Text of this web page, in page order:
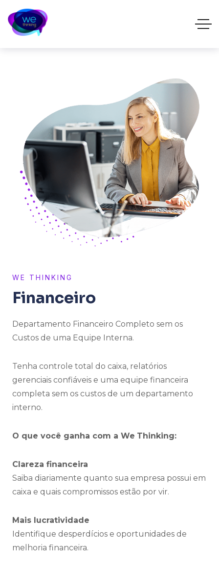
WE THINKING
Financeiro
Departamento Financeiro Completo sem os
Custos de uma Equipe Interna.
Tenha controle total do caixa, relatórios
gerenciais confiáveis e uma equipe financeira
completa sem os custos de um departamento
interno.
O que você ganha com a We Thinking:
Clareza financeira
Saiba diariamente quanto sua empresa possui em
caixa e quais compromissos estão por vir.
Mais lucratividade
Identifique desperdícios e oportunidades de
melhoria financeira.